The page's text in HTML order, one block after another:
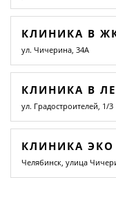
КЛИНИКА В
ул. Чичерина, 34А
КЛИНИКА В
ул. Градостроителей, 1/3
КЛИНИКА ЭКО
Челябинск, улица